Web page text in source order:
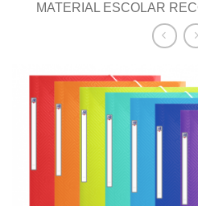
MATERIAL ESCOLAR